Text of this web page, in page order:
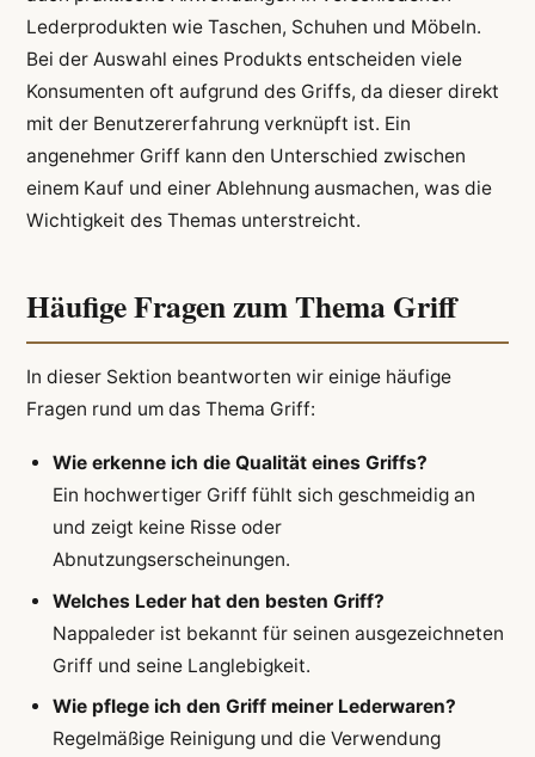
Lederprodukten wie Taschen, Schuhen und Möbeln.
Bei der Auswahl eines Produkts entscheiden viele
Konsumenten oft aufgrund des Griffs, da dieser direkt
mit der Benutzererfahrung verknüpft ist. Ein
angenehmer Griff kann den Unterschied zwischen
einem Kauf und einer Ablehnung ausmachen, was die
Wichtigkeit des Themas unterstreicht.
Häufige Fragen zum Thema Griff
In dieser Sektion beantworten wir einige häufige
Fragen rund um das Thema Griff:
Wie erkenne ich die Qualität eines Griffs?
Ein hochwertiger Griff fühlt sich geschmeidig an
und zeigt keine Risse oder
Abnutzungserscheinungen.
Welches Leder hat den besten Griff?
Nappaleder ist bekannt für seinen ausgezeichneten
Griff und seine Langlebigkeit.
Wie pflege ich den Griff meiner Lederwaren?
Regelmäßige Reinigung und die Verwendung